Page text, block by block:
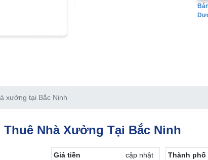
Bán Đất Khu Công Nghiệp tại Hải
xưởng tại Bắc Ninh
Nhà Xưởng Tại Bắc Ninh
Giá tiền
cập nhật
Thành phố